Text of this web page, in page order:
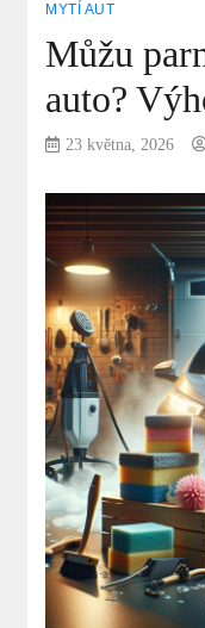
MYTÍ AUT
Můžu
auto?
23 května, 2026